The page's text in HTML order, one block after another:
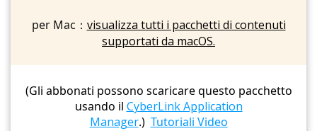
per Mac： visualizza tutti i pacchetti di contenuti
supportati da macOS.
(Gli abbonati possono scaricare questo pacchetto
usando il CyberLink Application
Manager.) Tutoriali Video